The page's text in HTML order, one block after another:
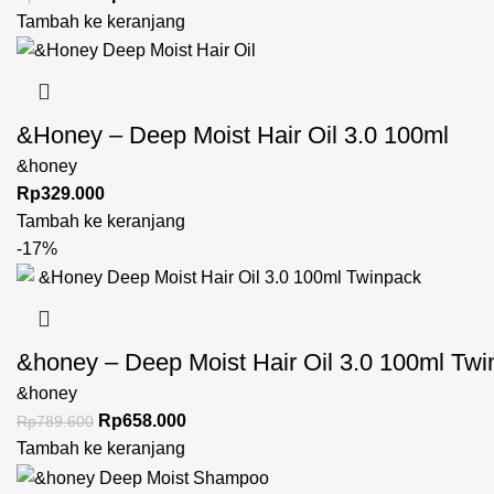
Tambah ke keranjang
&Honey – Deep Moist Hair Oil 3.0 100ml
&honey
Rp329.000
Tambah ke keranjang
-17%
&honey – Deep Moist Hair Oil 3.0 100ml
&honey
Rp789.600 Rp658.000
Tambah ke keranjang